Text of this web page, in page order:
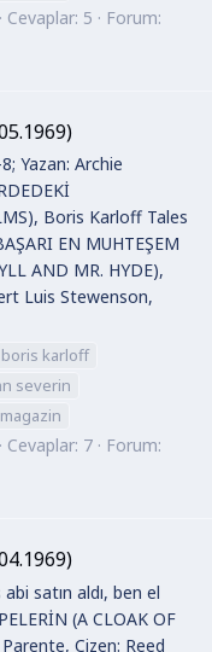
Cevaplar: 5
Forum:
Yazan: Archie
Boris Karloff Tales
EN MUHTEŞEM
AND MR. HYDE),
Luis Stewenson,
boris karloff
severin
magazin
Cevaplar: 7
Forum:
satın aldı, ben el
(A CLOAK OF
Çizen: Reed